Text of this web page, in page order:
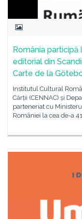
România
editorial din
Carte de la
Institutul Cultural
Cărții (CENNAC) și
parteneriat cu
României la cea de-a